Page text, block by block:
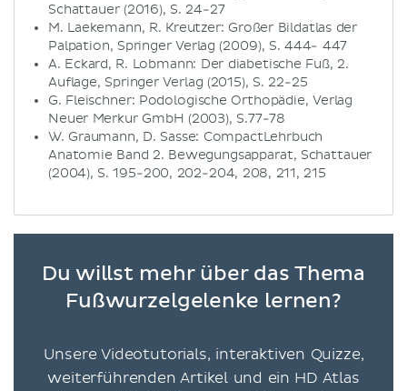
Schattauer (2016), S. 24-27
M. Laekemann, R. Kreutzer: Großer Bildatlas der
Palpation, Springer Verlag (2009), S. 444- 447
A. Eckard, R. Lobmann: Der diabetische Fuß, 2.
Auflage, Springer Verlag (2015), S. 22-25
G. Fleischner: Podologische Orthopädie, Verlag
Neuer Merkur GmbH (2003), S.77-78
W. Graumann, D. Sasse: CompactLehrbuch
Anatomie Band 2. Bewegungsapparat, Schattauer
(2004), S. 195-200, 202-204, 208, 211, 215
Du willst mehr über das Thema
Fußwurzelgelenke lernen?
Unsere Videotutorials, interaktiven Quizze,
weiterführenden Artikel und ein HD Atlas